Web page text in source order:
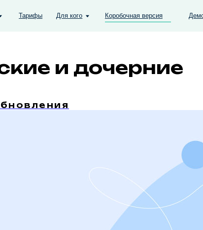
Для кого
Тарифы Коробочная версия Демо-видео
и дочерние